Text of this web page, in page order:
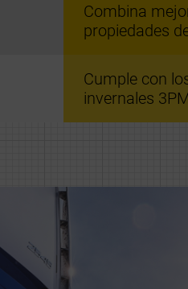
Combina
propiedades
Cumple con
invernales